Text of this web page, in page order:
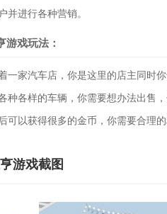
并进行各种营销。
游戏玩法：
一家汽车店，你是这里的店主同时
种各样的车辆，你需要想办法出售
可以获得很多的金币，你需要合理的
游戏截图